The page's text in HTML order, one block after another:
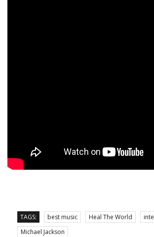
TAGS: best music Heal The World
Michael Jackson